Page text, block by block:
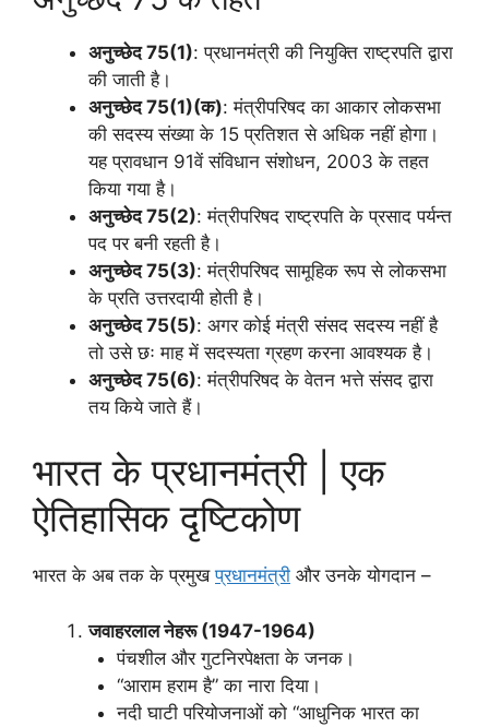
अनुच्छेद 75(1): प्रधानमंत्री की नियुक्ति राष्ट्रपति द्वारा
की जाती है।
अनुच्छेद 75(1)(क): मंत्रीपरिषद का आकार लोकसभा
की सदस्य संख्या के 15 प्रतिशत से अधिक नहीं होगा।
यह प्रावधान 91वें संविधान संशोधन, 2003 के तहत
किया गया है।
अनुच्छेद 75(2): मंत्रीपरिषद राष्ट्रपति के प्रसाद पर्यन्त
पद पर बनी रहती है।
अनुच्छेद 75(3): मंत्रीपरिषद सामूहिक रूप से लोकसभा
के प्रति उत्तरदायी होती है।
अनुच्छेद 75(5): अगर कोई मंत्री संसद सदस्य नहीं है
तो उसे छः माह में सदस्यता ग्रहण करना आवश्यक है।
अनुच्छेद 75(6): मंत्रीपरिषद के वेतन भत्ते संसद द्वारा
तय किये जाते हैं।
भारत के प्रधानमंत्री | एक
ऐतिहासिक दृष्टिकोण
भारत के अब तक के प्रमुखप्रधानमंत्री और उनके योगदान –
जवाहरलाल नेहरू (1947-1964)
पंचशील और गुटनिरपेक्षता के जनक।
“आराम हराम है” का नारा दिया।
नदी घाटी परियोजनाओं को “आधुनिक भारत का